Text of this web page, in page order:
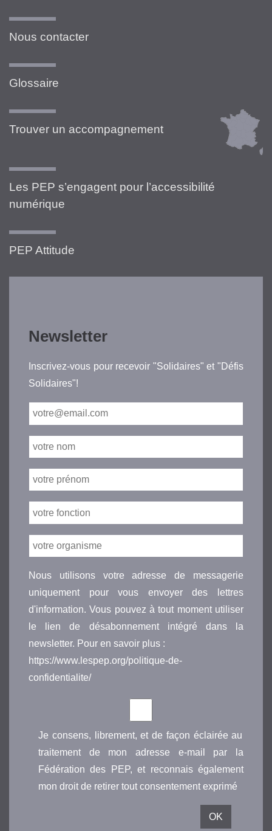
Nous contacter
Glossaire
Trouver un accompagnement
Les PEP s’engagent pour l’accessibilité
numérique
PEP Attitude
Newsletter
Inscrivez-vous pour recevoir "Solidaires" et "Défis
Solidaires"!
Nous utilisons votre adresse de messagerie
uniquement pour vous envoyer des lettres
d'information. Vous pouvez à tout moment utiliser
le lien de désabonnement intégré dans la
newsletter. Pour en savoir plus :
https://www.lespep.org/politique-de-
confidentialite/
Je consens, librement, et de façon éclairée au
traitement de mon adresse e-mail par la
Fédération des PEP, et reconnais également
mon droit de retirer tout consentement exprimé